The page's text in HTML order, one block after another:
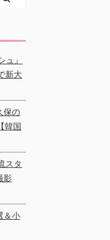
』
新大
保の
韓国
スタ
影
＆小